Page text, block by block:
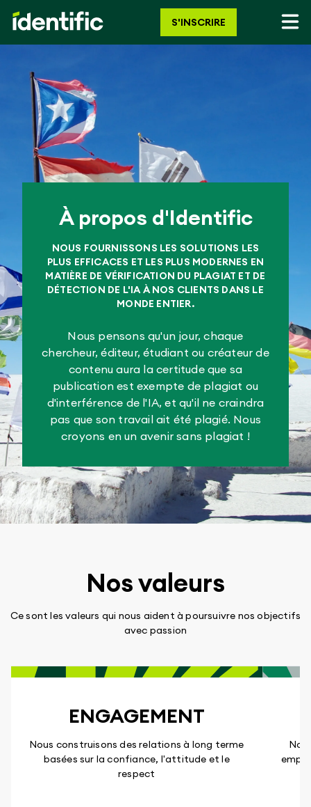
S'INSCRIRE
À propos d'Identific
NOUS FOURNISSONS LES SOLUTIONS LES
PLUS EFFICACES ET LES PLUS MODERNES EN
MATIÈRE DE VÉRIFICATION DU PLAGIAT ET DE
DÉTECTION DE L'IA À NOS CLIENTS DANS LE
MONDE ENTIER.
Nous pensons qu'un jour, chaque
chercheur, éditeur, étudiant ou créateur de
contenu aura la certitude que sa
publication est exempte de plagiat ou
d'interférence de l'IA, et qu'il ne craindra
pas que son travail ait été plagié. Nous
croyons en un avenir sans plagiat !
Nos valeurs
Ce sont les valeurs qui nous aident à poursuivre nos objectifs
avec passion
ENGAGEMENT
Nous construisons des relations à long terme
basées sur la confiance, l'attitude et le
respect